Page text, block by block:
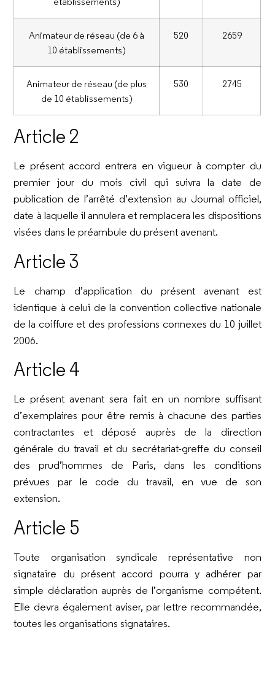
Animateur de réseau (de 6 à
10 établissements)
520 2659
Animateur de réseau (de plus
de 10 établissements)
530 2745
Article 2
Le présent accord entrera en vigueur à compter du
premier jour du mois civil qui suivra la date de
publication de l’arrêté d’extension au Journal officiel,
date à laquelle il annulera et remplacera les dispositions
visées dans le préambule du présent avenant.
Article 3
Le champ d’application du présent avenant est
identique à celui de la convention collective nationale
de la coiffure et des professions connexes du 10 juillet
2006.
Article 4
Le présent avenant sera fait en un nombre suffisant
d’exemplaires pour être remis à chacune des parties
contractantes et déposé auprès de la direction
générale du travail et du secrétariat-greffe du conseil
des prud’hommes de Paris, dans les conditions
prévues par le code du travail, en vue de son
extension.
Article 5
Toute organisation syndicale représentative non
signataire du présent accord pourra y adhérer par
simple déclaration auprès de l’organisme compétent.
Elle devra également aviser, par lettre recommandée,
toutes les organisations signataires.